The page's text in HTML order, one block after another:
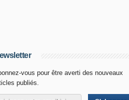
vous pour être averti des nouveaux
publiés.